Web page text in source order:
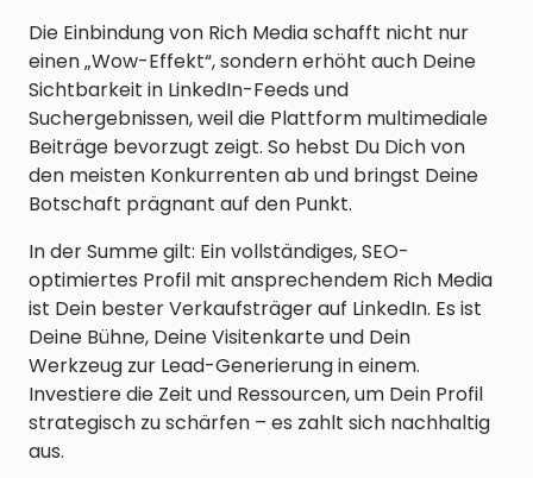
Die Einbindung von Rich Media schafft nicht nur
einen „Wow-Effekt“, sondern erhöht auch Deine
Sichtbarkeit in LinkedIn-Feeds und
Suchergebnissen, weil die Plattform multimediale
Beiträge bevorzugt zeigt. So hebst Du Dich von
den meisten Konkurrenten ab und bringst Deine
Botschaft prägnant auf den Punkt.
In der Summe gilt: Ein vollständiges, SEO-
optimiertes Profil mit ansprechendem Rich Media
ist Dein bester Verkaufsträger auf LinkedIn. Es ist
Deine Bühne, Deine Visitenkarte und Dein
Werkzeug zur Lead-Generierung in einem.
Investiere die Zeit und Ressourcen, um Dein Profil
strategisch zu schärfen – es zahlt sich nachhaltig
aus.